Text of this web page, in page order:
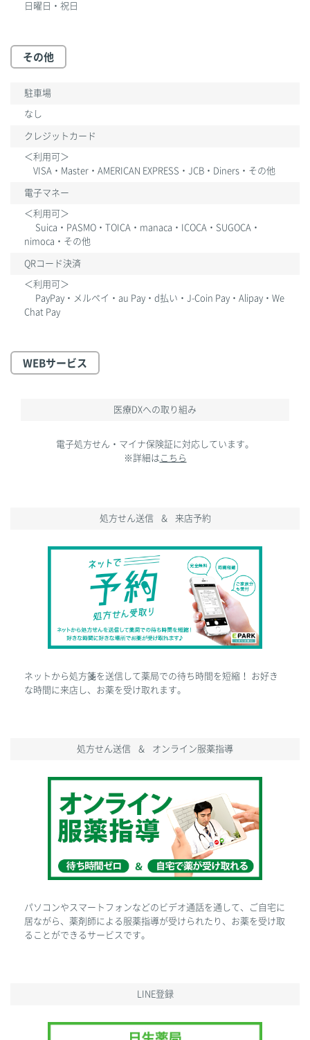
日曜日・祝日
その他
駐車場
なし
クレジットカード
＜利用可＞
VISA・Master・AMERICAN EXPRESS・JCB・Diners・その他
電子マネー
＜利用可＞
Suica・PASMO・TOICA・manaca・ICOCA・SUGOCA・
nimoca・その他
QRコード決済
＜利用可＞
PayPay・メルペイ・au Pay・d払い・J-Coin Pay・Alipay・We
Chat Pay
WEBサービス
医療DXへの取り組み
電子処方せん・マイナ保険証に対応しています。
※詳細は こちら
処方せん送信＆ 来店予約
ネットから処方箋を送信して薬局での待ち時間を短縮！
お好き
な時間に来店し、お薬を受け取れます。
処方せん送信 ＆ オンライン 服薬指導
パソコンやスマートフォンなどのビデオ通話を通して、ご自宅に
居ながら、薬剤師による服薬指導が受けられたり、お薬を受け取
ることができるサービスです。
LINE登録